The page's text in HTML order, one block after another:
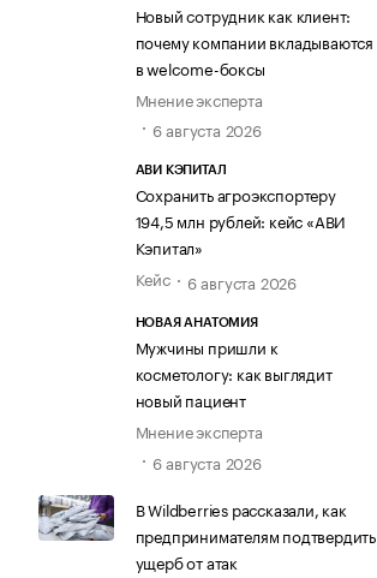
Новый сотрудник как клиент:
почему компании вкладываются
в welcome-боксы
Мнение эксперта
6 августа 2026
АВИ КЭПИТАЛ
Сохранить агроэкспортеру
194,5 млн рублей: кейс «АВИ
Кэпитал»
Кейс
6 августа 2026
НОВАЯ АНАТОМИЯ
Мужчины пришли к
косметологу: как выглядит
новый пациент
Мнение эксперта
6 августа 2026
В Wildberries рассказали, как
предпринимателям подтвердить
ущерб от атак